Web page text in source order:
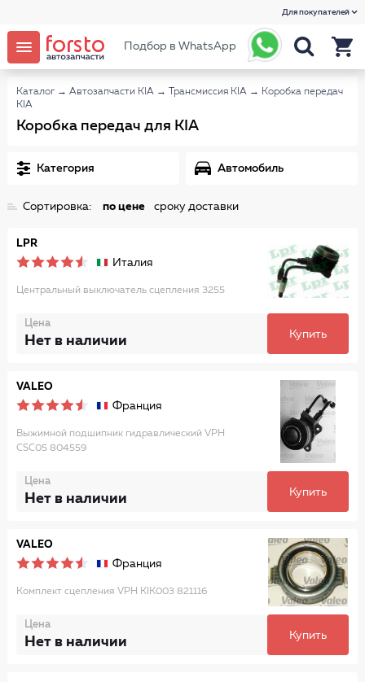
Для покупателей
Подбор в WhatsApp
Каталог → Автозапчасти KIA → Трансмиссия KIA → Коробка передач
KIA
Коробка передач для KIA
Категория Автомобиль
Сортировка: по цене сроку доставки
LPR
Италия
Центральный выключатель сцепления 3255
Цена
Нет в наличии Купить
VALEO
Франция
Выжимной подшипник гидравлический VPH
CSC05 804559
Цена
Нет в наличии Купить
VALEO
Франция
Комплект сцепления VPH KIK003 821116
Цена
Нет в наличии Купить